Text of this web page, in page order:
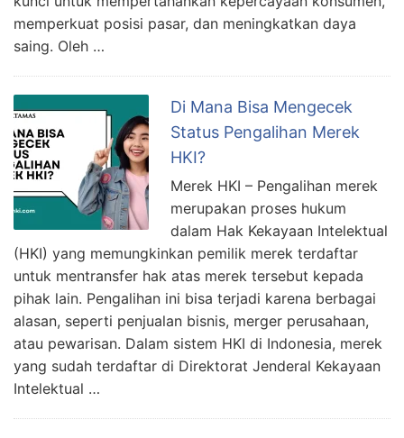
memperkuat posisi pasar, dan meningkatkan daya
saing. Oleh …
Di Mana Bisa Mengecek
Status Pengalihan Merek
HKI?
Merek HKI – Pengalihan merek
merupakan proses hukum
dalam Hak Kekayaan Intelektual
(HKI) yang memungkinkan pemilik merek terdaftar
untuk mentransfer hak atas merek tersebut kepada
pihak lain. Pengalihan ini bisa terjadi karena berbagai
alasan, seperti penjualan bisnis, merger perusahaan,
atau pewarisan. Dalam sistem HKI di Indonesia, merek
yang sudah terdaftar di Direktorat Jenderal Kekayaan
Intelektual …